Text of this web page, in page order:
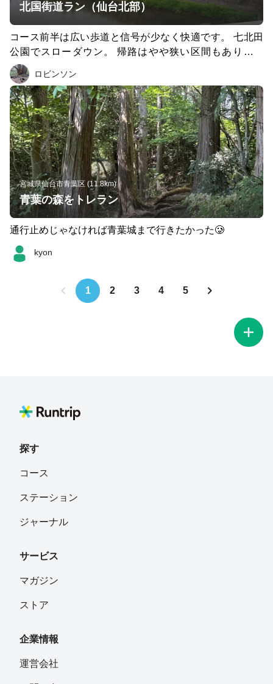
北国街道ラン（仙台北部）
コース前半は広い歩道と信号が少なく快適です。 七北田
公園でスローダウン。 帰路はやや狭い区間もあります
が、朝なら交通量も少なめ。
ロビンソン
宮城県仙台市青葉区 (11.8km)
青葉の森をトレラン
通行止めじゃなければ青葉城まで行きたかった🥲
kyon
1 2 3 4 5
探す
コース
ステーション
ジャーナル
サービス
マガジン
ストア
企業情報
運営会社